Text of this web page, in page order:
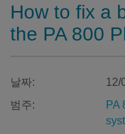
How to fix a
the PA 800
날짜:
12/
범주:
PA